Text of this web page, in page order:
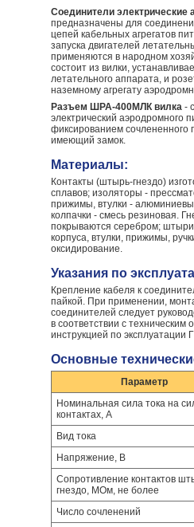
Соединители электрические
предназначены для
цепей кабельных агрегатов
запуска двигателей
применяются в народном
состоит из вилки,
летательного аппарата, и
наземному агрегату
Разъем ШРА-400МЛК вилка -
электрический аэродромного
фиксированием сочлененного
имеющий замок.
Материалы:
Контакты (штырь-гнездо)
сплавов; изоляторы -
прижимы, втулки -
колпачки - смесь резиновая.
покрываются серебром; штыри
корпуса, втулки, прижимы,
оксидирование.
Указания по
Крепление кабеля к
пайкой. При применении,
соединителей следует
в соответствии с техническим
инструкцией по эксплуатации
Основные
Параметр
Номинальная сила тока на
контактах, А
Вид тока
Напряжение, В
Сопротивление контактов
гнездо, МОм, не более
Число сочленений